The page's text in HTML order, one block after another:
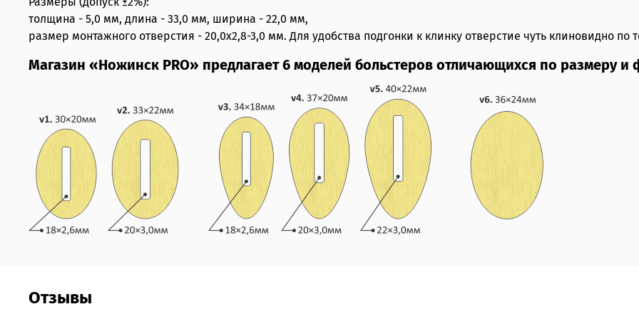
толщина - 5,0 мм, длина - 33,0 мм, ширина - 22,0 мм,
размер монтажного отверстия - 20,0х2,8-3,0 мм. Для удобства подгонки к клинку отверстие чуть клиновидно по
Магазин «Ножинск PRO» предлагает 6 моделей больстеров отличающихся по размеру и
Отзывы